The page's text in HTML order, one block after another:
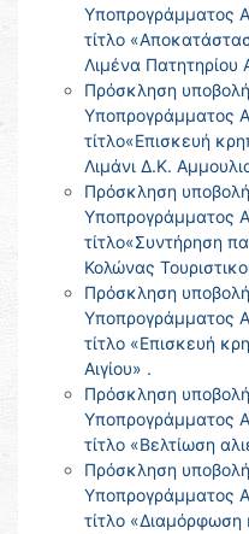
Υποπρογράμματος
τίτλο
Λιμένα Πατητηρίου
Πρόσκληση
Υποπρογράμματος
τίτλο«Επισκευή
Λιμάνι Δ.Κ.
Πρόσκληση
Υποπρογράμματος
τίτλο«Συντήρηση
Κολώνας
Πρόσκληση
Υποπρογράμματος
τίτλο «Επισκευή
Αιγίου» .
Πρόσκληση
Υποπρογράμματος
τίτλο «Βελτίωση
Πρόσκληση
Υποπρογράμματος
τίτλο